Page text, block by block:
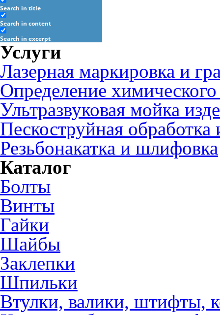
Search in title
Search in content
Search in excerpt
Услуги
Лазерная маркировка и
Определение химического
Ультразвуковая мойка
Пескоструйная обработка
Резьбонакатка и шлифовка
Каталог
Болты
Винты
Гайки
Шайбы
Заклепки
Шпильки
Втулки, валики, штифты,